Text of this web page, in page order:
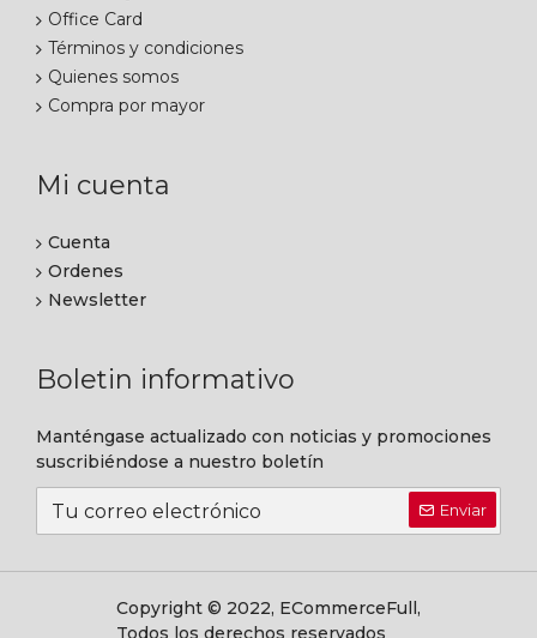
Office Card
Términos y condiciones
Quienes somos
Compra por mayor
Mi cuenta
Cuenta
Ordenes
Newsletter
Boletin informativo
Manténgase actualizado con noticias y promociones
suscribiéndose a nuestro boletín
Enviar
Copyright © 2022, ECommerceFull,
Todos los derechos reservados